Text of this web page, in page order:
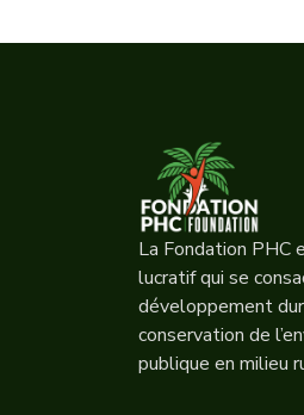
La Fondation PHC
lucratif qui se
développement
conservation de
publique en milieu